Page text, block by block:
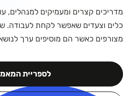
מדריכים קצרים ומעמיקים למנהלים,
כלים וצעדים שאפשר לקחת לעבודה.
מצורפים כאשר הם מוסיפים ערך
לספריית